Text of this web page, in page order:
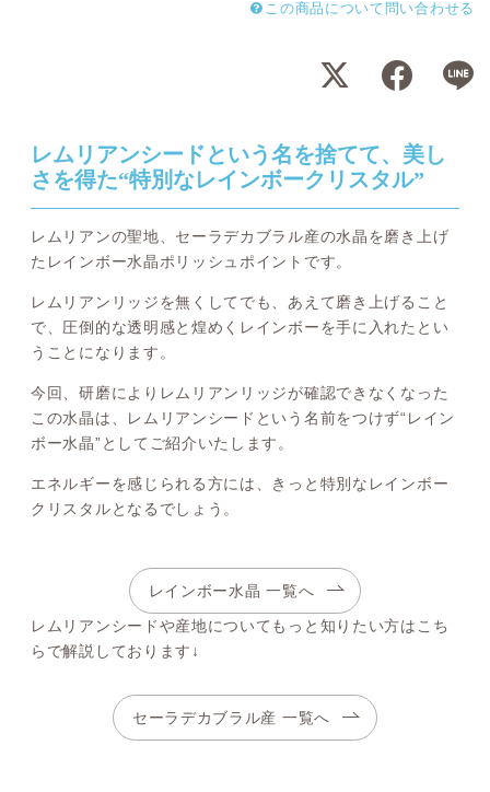
この商品について問い合わせる
レムリアンシードという名を捨てて、美し
さを得た“特別なレインボークリスタル”
レムリアンの聖地、セーラデカブラル産の水晶を磨き上げ
たレインボー水晶ポリッシュポイントです。
レムリアンリッジを無くしてでも、あえて磨き上げること
で、圧倒的な透明感と煌めくレインボーを手に入れたとい
うことになります。
今回、研磨によりレムリアンリッジが確認できなくなった
この水晶は、レムリアンシードという名前をつけず“レイン
ボー水晶”としてご紹介いたします。
エネルギーを感じられる方には、きっと特別なレインボー
クリスタルとなるでしょう。
レインボー水晶 一覧へ
レムリアンシードや産地についてもっと知りたい方はこち
らで解説しております↓
セーラデカブラル産 一覧へ